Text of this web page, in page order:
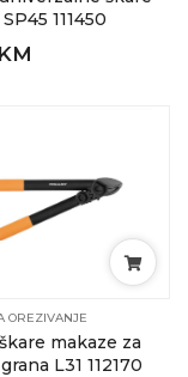
111450
OREZIVANJE
makaze za
L31 112170